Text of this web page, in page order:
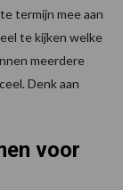
termijn mee aan
te kijken welke
meerdere
Denk aan
voor